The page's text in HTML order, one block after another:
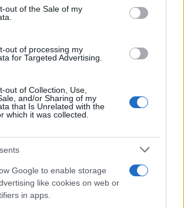
out of the Sale of my
out of processing my
for Targeted Advertising.
out of Collection, Use,
and/or Sharing of my
that Is Unrelated with the
which it was collected.
Google to enable storage
like cookies on web or
in apps.
όρια ασφαλείας. Οι χημικές
χρησιμοποιούνται στα
μπορούν να επέμβουν στη
των φυσικών ορμονών ή
πολλά προβλήματα, όπως η
διαταραχές στην ανάπτυξη
θα πρέπει να τονίσουμε
να φοράει τα παπούτσια
φορεθεί από άλλο παιδί. Μέσα
αναπτύσσονται μύκητες